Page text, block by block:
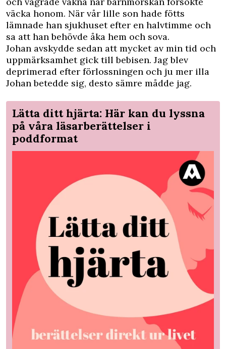
väcka honom. När vår lille son hade fötts
lämnade han sjukhuset efter en halvtimme och
sa att han behövde åka hem och sova.
Johan avskydde sedan att mycket av min tid och
uppmärksamhet gick till bebisen. Jag blev
deprimerad efter förlossningen och ju mer illa
Johan betedde sig, desto sämre mådde jag.
Lätta ditt hjärta: Här kan du lyssna
på våra läsarberättelser i
poddformat